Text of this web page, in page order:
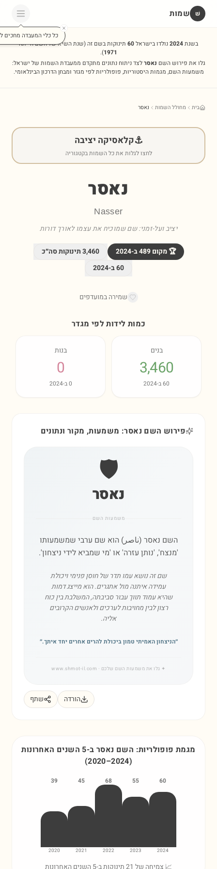
שׁ שמות
כל כלי המעבדה מחכים
בשנת2024נולדו בישראל60 תינוקות בשם זה(שנת השיא של השם הייתה
1971
).
גלו את פירוש השם נאסרלצד ניתוח נתונים מתקדם ממעבדת השמות של ישראל:
משמעות השם, מגמות היסטוריות, פופולריות לפי מגזר ומבחן הדרכון הבינלאומי.
בית מחולל השמות נאסר
⚓קלאסיקה יציבה
לחצו לגלות את כל השמות בקטגוריה
נאסר
Nasser
יציב ועל-זמני: שם שמוכיח את עצמו לאורך דורות
🏆 מקום489ב-2024
3,460תינוקות סה״כ
60ב-2024
שמירה במועדפים
כמות לידות לפי מגדר
בנים
3,460
60ב-2024
בנות
0
0ב-2024
פירוש השם נאסר: משמעות, מקור ונתונים
🛡️
נאסר
משמעות השם
השם נאסר (ناصر) הוא שם ערבי שמשמעותו
'מנצח', 'נותן עזרה' או 'מי שמביא לידי ניצחון'.
שם זה נושא עמו תדר של חוסן פנימי ויכולת
עמידה איתנה מול אתגרים. הוא מייצג דמות
שהיא עמוד תווך עבור סביבתה, המשלבת בין כוח
רצון לבין מחויבות לערכים ולאנשים הקרובים
אליה.
״הניצחון האמיתי טמון ביכולת להרים אחרים יחד איתך.״
✦ גלו את משמעות השם שלכם · www.shmot-il.com
הורדה שתף
מגמת פופולריות: השם נאסר ב-5 השנים האחרונות
(2020–2024)
60
2024
55
2023
68
2022
45
2021
39
2020
📈 צמיחה של 21 תינוקות ב-5 השנים האחרונות